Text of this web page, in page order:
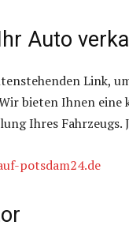
Auto
Link,
bieten Ihnen eine
Ihres
potsdam24.de